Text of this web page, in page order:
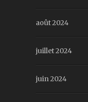
août 2024
juillet 2024
juin 2024